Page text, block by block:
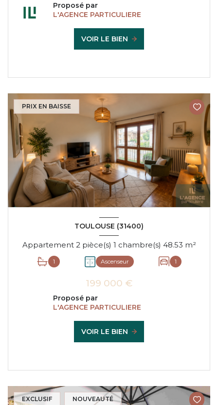
Proposé par
L'AGENCE PARTICULIERE
VOIR LE BIEN
PRIX EN BAISSE
TOULOUSE (31400)
Appartement 2 pièce(s) 1 chambre(s) 48.53 m²
1 Ascenseur 1
199 000 €
Proposé par
L'AGENCE PARTICULIERE
VOIR LE BIEN
EXCLUSIF NOUVEAUTÉ